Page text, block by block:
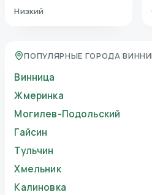
Низкий
ПОПУЛЯРНЫЕ ГОРОДА
Винница
Жмеринка
Могилев-Подольский
Гайсин
Тульчин
Хмельник
Калиновка